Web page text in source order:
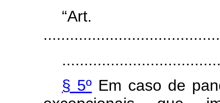
§ 5º Em caso de